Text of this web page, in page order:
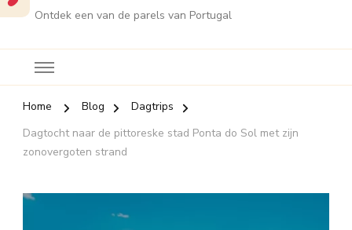
Ontdek een van de parels van Portugal
Home Blog
Dagtrips
Dagtocht naar de pittoreske stad Ponta do Sol met zijn
zonovergoten strand